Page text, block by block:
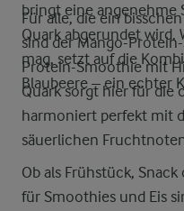
bringt eine angenehme
Quark abgerundet
mag, setzt auf die
Blaubeere – ein echter
Für alle, die ein
sind der Mango-
Protein-Smoothie mit
Quark sorgt hier für die
harmoniert perfekt mit
säuerlichen
Ob als Frühstück,
für Smoothies und Eis